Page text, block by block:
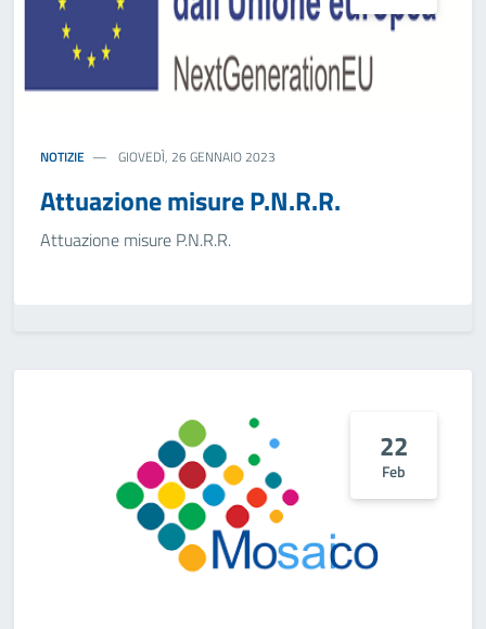
NOTIZIE GIOVEDÌ, 26 GENNAIO 2023
Attuazione misure P.N.R.R.
Attuazione misure P.N.R.R.
22
Feb